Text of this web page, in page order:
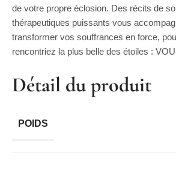
Détail du produit
POIDS
de votre propre éclosion. Des récits de
thérapeutiques puissants vous
transformer vos souffrances en force,
rencontriez la plus belle des étoiles :